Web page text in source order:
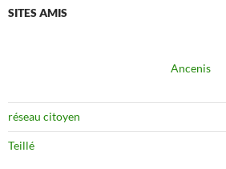
SITES AMIS
Ancenis
réseau citoyen
Teillé